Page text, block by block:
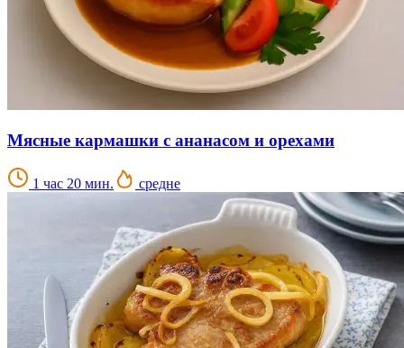
Мясные кармашки с ананасом и орехами
1 час 20 мин. средне